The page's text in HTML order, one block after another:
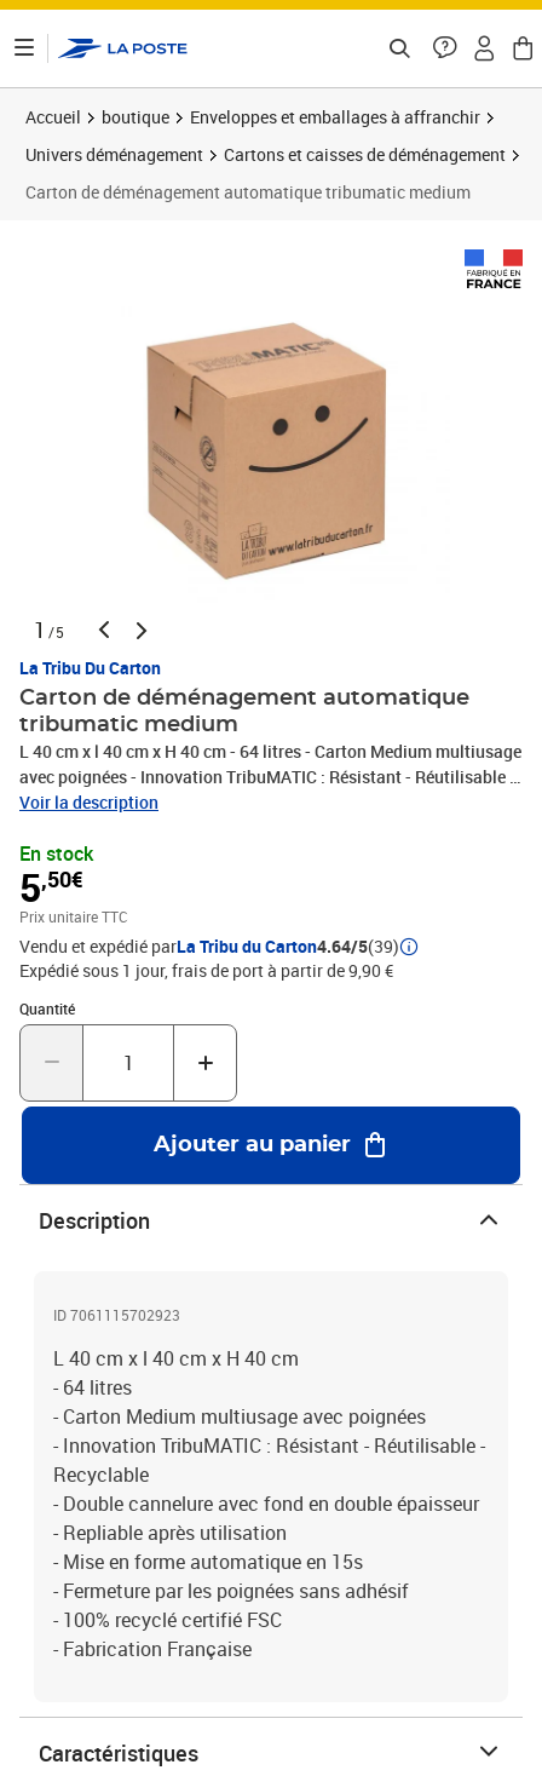
Accueil boutique
Enveloppes et emballages à affranchir
Univers déménagement
Cartons et caisses de déménagement
Carton de déménagement automatique tribumatic medium
1 /5
La Tribu Du Carton
Carton de déménagement automatique
tribumatic medium
L 40 cm x l 40 cm x H 40 cm - 64 litres - Carton Medium multiusage
avec poignées - Innovation TribuMATIC : Résistant - Réutilisable -
Recyclable - Double cannelure avec fond en double épaisseur -
Fermeture par les poignées sans adhésif - 100% recyclé certifié
FSC- Fabrication Française
Voir la description
En stock
5,50€
Prix unitaire TTC
Vendu et expédié parLa Tribu du Carton4.64/5(39)
Expédié sous 1 jour, frais de port à partir de 9,90 €
Quantité
Quantité : 1
Ajouter au panier
Description
ID 7061115702923
L 40 cm x l 40 cm x H 40 cm
- 64 litres
- Carton Medium multiusage avec poignées
- Innovation TribuMATIC : Résistant - Réutilisable -
Recyclable
- Double cannelure avec fond en double épaisseur
- Repliable après utilisation
- Mise en forme automatique en 15s
- Fermeture par les poignées sans adhésif
- 100% recyclé certifié FSC
- Fabrication Française
Caractéristiques